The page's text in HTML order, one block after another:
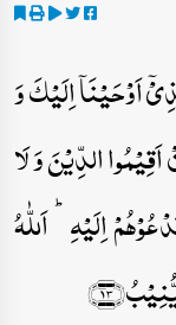
اَوۡحَیۡنَاۤ اِلَیۡکَ وَ
الدِّیۡنَ وَ لَا
اِلَیۡہِ ؕ اَللّٰہُ